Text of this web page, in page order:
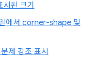
된 크기
에서 corner-shape 및
제 강조 표시